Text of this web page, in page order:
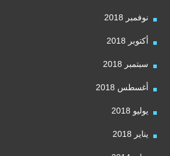
نوفمبر 2018
أكتوبر 2018
سبتمبر 2018
أغسطس 2018
يوليو 2018
يناير 2018